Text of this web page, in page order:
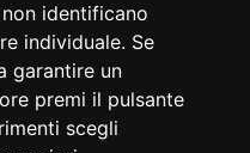
identificano
individuale. Se
garantire un
premi il pulsante
scegli